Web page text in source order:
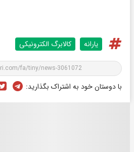
یارانه کالابرگ الکترونیکی
با دوستان خود به اشتراک بگذارید: